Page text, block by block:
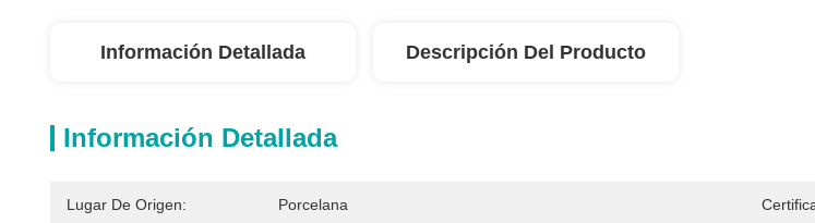
Información Detallada Descripción Del Producto
Información Detallada
Lugar De Origen: Porcelana